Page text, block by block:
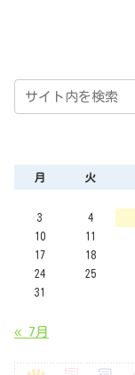
月 火
3
4
10
11
17
18
24
25
31
« 7月